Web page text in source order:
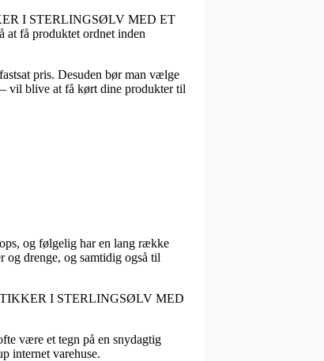
I STERLINGSØLV MED ET
få produktet ordnet inden
pris. Desuden bør man vælge
vil blive at få kørt dine produkter til
og følgelig har en lang række
og drenge, og samtidig også til
I STERLINGSØLV MED
være et tegn på en snydagtig
internet varehuse.